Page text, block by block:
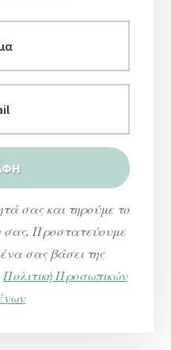
σας και τηρούμε το
σας. Προστατεύουμε
σας βάσει της
Πολιτική Προσωπικών